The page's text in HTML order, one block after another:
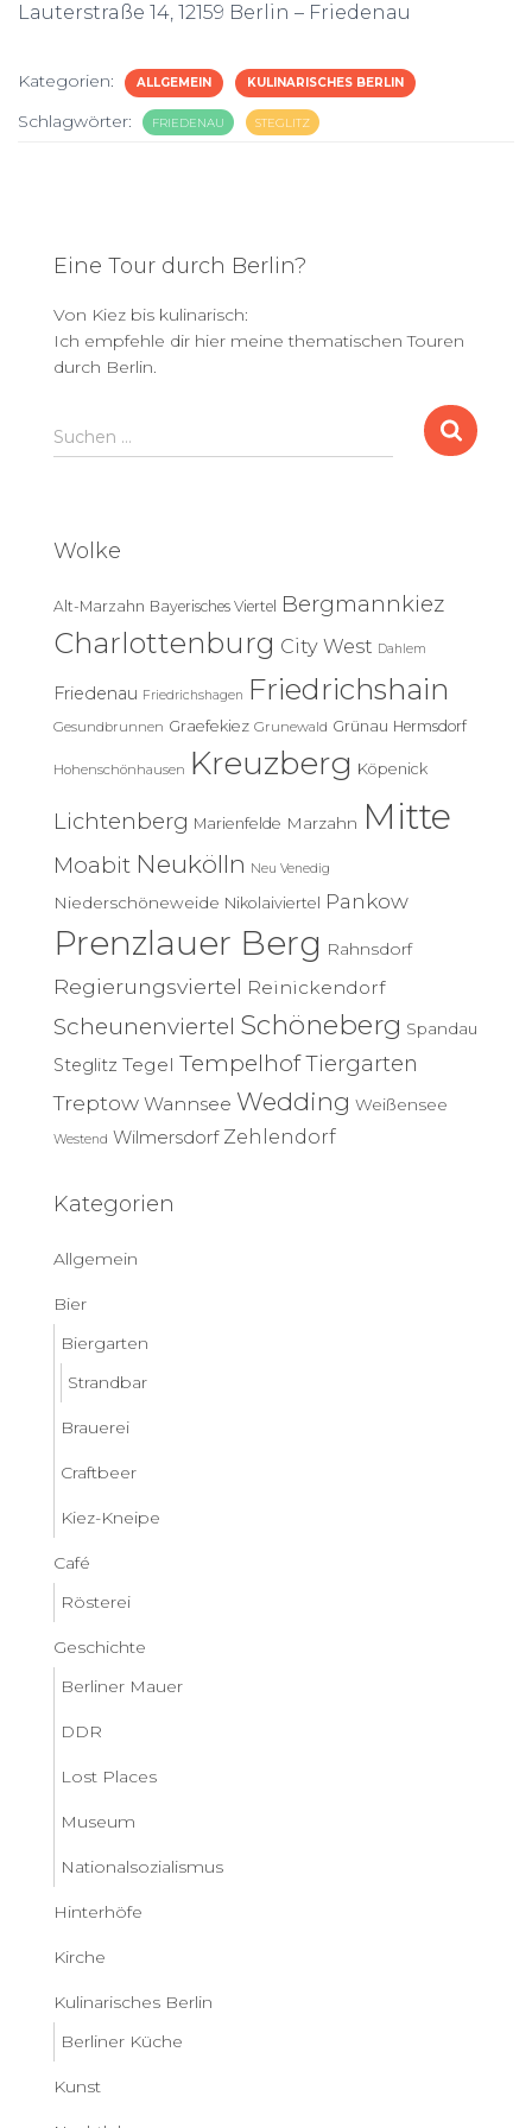
Lauterstraße 14, 12159 Berlin – Friedenau
Kategorien: ALLGEMEIN KULINARISCHES BERLIN
Schlagwörter: FRIEDENAU STEGLITZ
Eine Tour durch Berlin?
Von Kiez bis kulinarisch:
Ich empfehle dir hier meine thematischen Touren
durch Berlin.
S
u
n
a
c
:
Suchen …
Wolke
Alt-Marzahn Bayerisches Viertel Bergmannkiez
Charlottenburg City West Dahlem
Friedenau Friedrichshagen Friedrichshain
Gesundbrunnen Graefekiez Grunewald Grünau Hermsdorf
Hohenschönhausen Kreuzberg Köpenick
Lichtenberg Marienfelde Marzahn Mitte
Moabit Neukölln Neu Venedig
Niederschöneweide Nikolaiviertel Pankow
Prenzlauer Berg Rahnsdorf
Regierungsviertel Reinickendorf
Scheunenviertel Schöneberg Spandau
Steglitz Tegel TempelhofTiergarten
Treptow Wannsee Wedding Weißensee
Westend Wilmersdorf Zehlendorf
Kategorien
Allgemein
Bier
Biergarten
Strandbar
Brauerei
Craftbeer
Kiez-Kneipe
Café
Rösterei
Geschichte
Berliner Mauer
DDR
Lost Places
Museum
Nationalsozialismus
Hinterhöfe
Kirche
Kulinarisches Berlin
Berliner Küche
Kunst